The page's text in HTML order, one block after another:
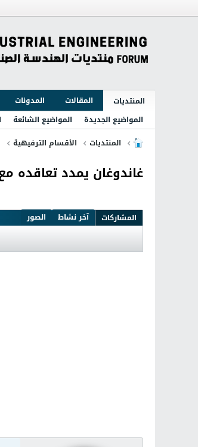
المنتديات المقالات المدونات
المواضيع الجديدة
المواضيع الشائعة
المنتديات
الأقسام الترفيهية
غاندوغان يمدد تعاقده
المشاركات آخر نشاط الصور